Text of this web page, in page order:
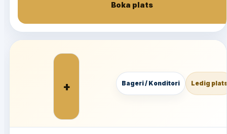
Boka plats
+ Bageri / Konditori Ledig